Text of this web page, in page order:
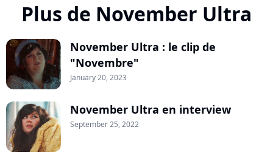
Plus de November Ultra
November Ultra : le clip de
"Novembre"
January 20, 2023
November Ultra en interview
September 25, 2022